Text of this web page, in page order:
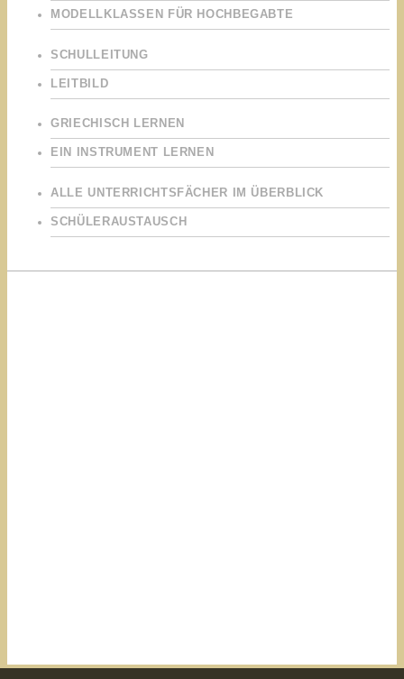
MODELLKLASSEN FÜR HOCHBEGABTE
SCHULLEITUNG
LEITBILD
GRIECHISCH LERNEN
EIN INSTRUMENT LERNEN
ALLE UNTERRICHTSFÄCHER IM ÜBERBLICK
SCHÜLERAUSTAUSCH